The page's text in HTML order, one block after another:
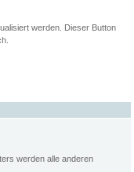
werden. Dieser Button
werden alle anderen